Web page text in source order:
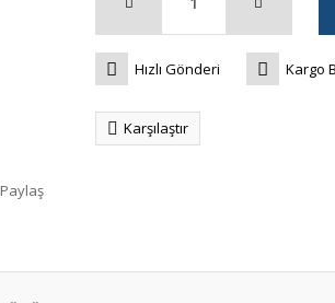
Paylaş
Hızlı Gönderi Kargo
Karşılaştır